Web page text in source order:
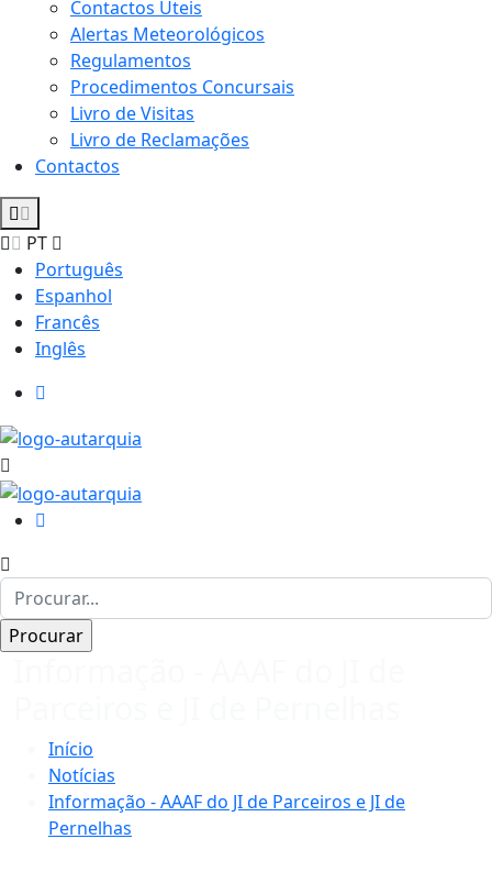
Contactos Úteis
Alertas Meteorológicos
Regulamentos
Procedimentos Concursais
Livro de Visitas
Livro de Reclamações
Contactos
PT
Português
Espanhol
Francês
Inglês
Início
Notícias
Informação - AAAF do JI de Parceiros e JI de
Pernelhas